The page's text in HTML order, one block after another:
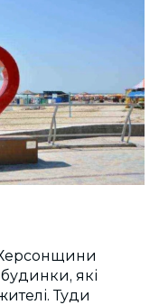
які
Туди